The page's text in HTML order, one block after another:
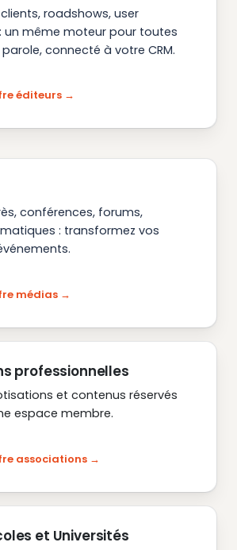
roadshows, user
un même moteur pour toutes
connecté à votre CRM.
éditeurs
conférences, forums,
: transformez vos
médias
professionnelles
et contenus réservés
espace membre.
associations
et Universités